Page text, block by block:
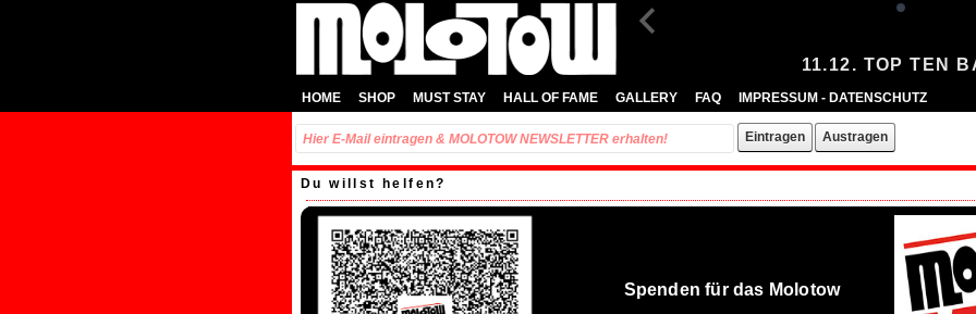
HOME SHOP MUST STAY HALL OF FAME GALLERY FAQ IMPRESSUM - DATENSCHUTZ
Du willst helfen?
Spenden für das Molotow
11.12. TOP TEN